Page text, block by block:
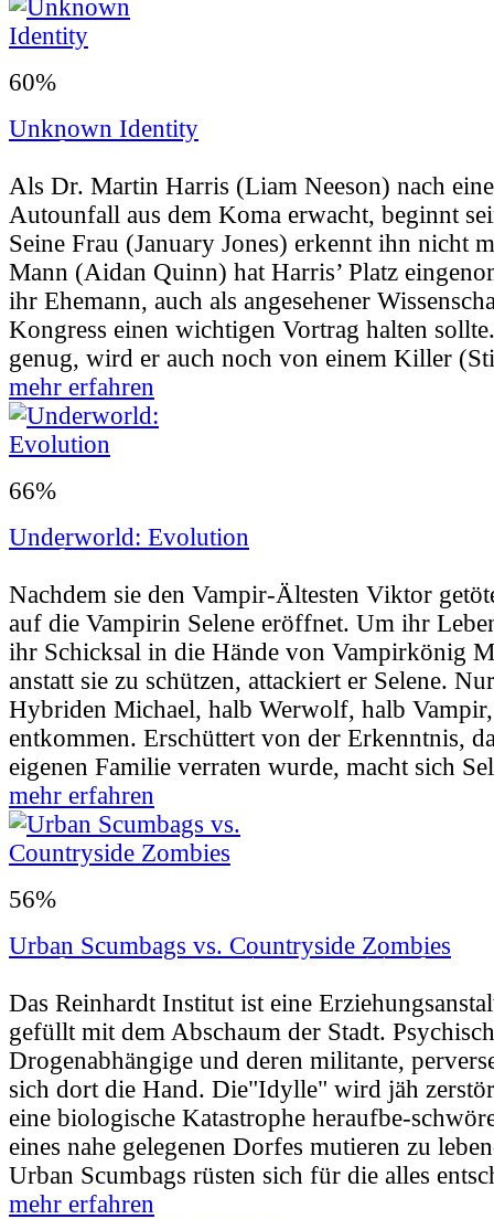
60%
Unknown Identity
Userbewertung:60% (147 Stimmen) |
Als Dr. Martin Harris (Liam Neeson) nach
Autounfall aus dem Koma erwacht, beginnt
Seine Frau (January Jones) erkennt ihn nicht
Mann (Aidan Quinn) hat Harris’ Platz
ihr Ehemann, auch als angesehener
Kongress einen wichtigen Vortrag halten
genug, wird er auch noch von einem Killer
mehr erfahren
66%
Underworld: Evolution
Userbewertung:60% (99 Stimmen) |
Nachdem sie den Vampir-Ältesten Viktor
auf die Vampirin Selene eröffnet. Um ihr
ihr Schicksal in die Hände von Vampirkönig
anstatt sie zu schützen, attackiert er Selene.
Hybriden Michael, halb Werwolf, halb
entkommen. Erschüttert von der Erkenntnis,
eigenen Familie verraten wurde, macht sich
mehr erfahren
56%
Urban Scumbags vs. Countryside Zombies
Userbewertung:30% (5 Stimmen) |Jahr:
Das Reinhardt Institut ist eine
gefüllt mit dem Abschaum der Stadt.
Drogenabhängige und deren militante,
sich dort die Hand. Die"Idylle" wird jäh
eine biologische Katastrophe heraufbe-
eines nahe gelegenen Dorfes mutieren zu
Urban Scumbags rüsten sich für die alles
mehr erfahren